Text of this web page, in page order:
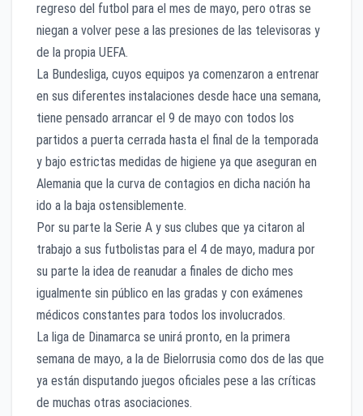
regreso del futbol para el mes de mayo, pero otras se
niegan a volver pese a las presiones de las televisoras y
de la propia UEFA.
La Bundesliga, cuyos equipos ya comenzaron a entrenar
en sus diferentes instalaciones desde hace una semana,
tiene pensado arrancar el 9 de mayo con todos los
partidos a puerta cerrada hasta el final de la temporada
y bajo estrictas medidas de higiene ya que aseguran en
Alemania que la curva de contagios en dicha nación ha
ido a la baja ostensiblemente.
Por su parte la Serie A y sus clubes que ya citaron al
trabajo a sus futbolistas para el 4 de mayo, madura por
su parte la idea de reanudar a finales de dicho mes
igualmente sin público en las gradas y con exámenes
médicos constantes para todos los involucrados.
La liga de Dinamarca se unirá pronto, en la primera
semana de mayo, a la de Bielorrusia como dos de las que
ya están disputando juegos oficiales pese a las críticas
de muchas otras asociaciones.